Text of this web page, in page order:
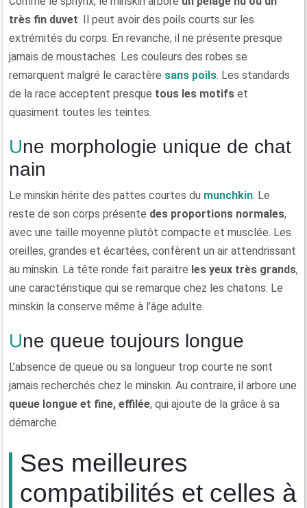
très fin duvet. Il peut avoir des poils courts sur les
extrémités du corps. En revanche, il ne présente presque
jamais de moustaches. Les couleurs des robes se
remarquent malgré le caractère sans poils. Les standards
de la race acceptent presque tous les motifs et
quasiment toutes les teintes.
Une morphologie unique de chat
nain
Le minskin hérite des pattes courtes du munchkin. Le
reste de son corps présente des proportions normales,
avec une taille moyenne plutôt compacte et musclée. Les
oreilles, grandes et écartées, confèrent un air attendrissant
au minskin. La tête ronde fait paraitre les yeux très grands,
une caractéristique qui se remarque chez les chatons. Le
minskin la conserve même à l’âge adulte.
Une queue toujours longue
L’absence de queue ou sa longueur trop courte ne sont
jamais recherchés chez le minskin. Au contraire, il arbore une
queue longue et fine, effilée, qui ajoute de la grâce à sa
démarche.
Ses meilleures
compatibilités et celles à